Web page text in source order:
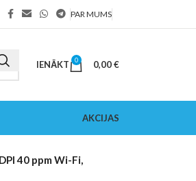
PAR MUMS
IENĀKT 0 0,00€
AKCIJAS
40 ppm Wi-Fi,